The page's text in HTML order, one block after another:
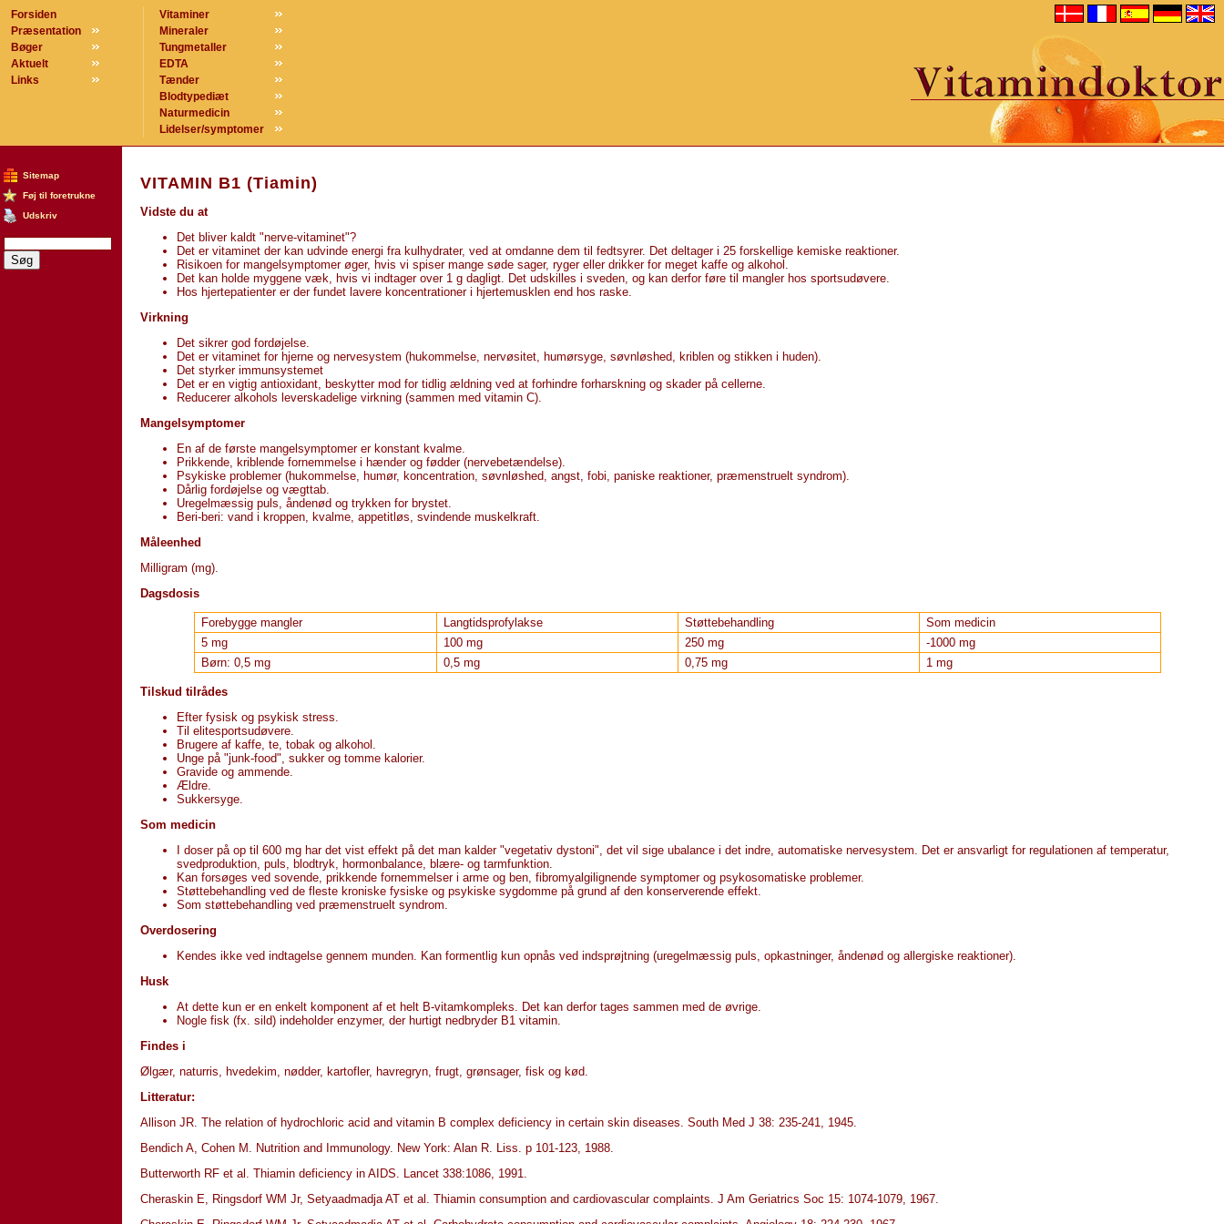
Sitemap
Føj til foretrukne
Udskriv
VITAMIN B1 (Tiamin)
Vidste du at
Det bliver kaldt "nerve-vitaminet"?
Det er vitaminet der kan udvinde energi fra kulhydrater, ved at omdanne dem til fedtsyrer. Det deltager i 25 forskellige kemiske reaktioner.
Risikoen for mangelsymptomer øger, hvis vi spiser mange søde sager, ryger eller drikker for meget kaffe og alkohol.
Det kan holde myggene væk, hvis vi indtager over 1 g dagligt. Det udskilles i sveden, og kan derfor føre til mangler hos sportsudøvere.
Hos hjertepatienter er der fundet lavere koncentrationer i hjertemusklen end hos raske.
Virkning
Det sikrer god fordøjelse.
Det er vitaminet for hjerne og nervesystem (hukommelse, nervøsitet, humørsyge, søvnløshed, kriblen og stikken i huden).
Det styrker immunsystemet
Det er en vigtig antioxidant, beskytter mod for tidlig ældning ved at forhindre forharskning og skader på cellerne.
Reducerer alkohols leverskadelige virkning (sammen med vitamin C).
Mangelsymptomer
En af de første mangelsymptomer er konstant kvalme.
Prikkende, kriblende fornemmelse i hænder og fødder (nervebetændelse).
Psykiske problemer (hukommelse, humør, koncentration, søvnløshed, angst, fobi, paniske reaktioner, præmenstruelt syndrom).
Dårlig fordøjelse og vægttab.
Uregelmæssig puls, åndenød og trykken for brystet.
Beri-beri: vand i kroppen, kvalme, appetitløs, svindende muskelkraft.
Måleenhed
Milligram (mg).
Dagsdosis
Forebygge mangler Langtidsprofylakse Støttebehandling
Som medicin
5 mg
100 mg 250 mg
-1000 mg
Børn: 0,5 mg
0,5 mg 0,75 mg 1 mg
Tilskud tilrådes
Efter fysisk og psykisk stress.
Til elitesportsudøvere.
Brugere af kaffe, te, tobak og alkohol.
Unge på "junk-food", sukker og tomme kalorier.
Gravide og ammende.
Ældre.
Sukkersyge.
Som medicin
I doser på op til 600 mg har det vist effekt på det man kalder "vegetativ dystoni", det vil sige ubalance i det indre, automatiske nervesystem. Det er ansvarligt for regulationen af temperatur,
svedproduktion, puls, blodtryk, hormonbalance, blære- og tarmfunktion.
Kan forsøges ved sovende, prikkende fornemmelser i arme og ben, fibromyalgilignende symptomer og psykosomatiske problemer.
Støttebehandling ved de fleste kroniske fysiske og psykiske sygdomme på grund af den konserverende effekt.
Som støttebehandling ved præmenstruelt syndrom.
Overdosering
Kendes ikke ved indtagelse gennem munden. Kan formentlig kun opnås ved indsprøjtning (uregelmæssig puls, opkastninger, åndenød og allergiske reaktioner).
Husk
At dette kun er en enkelt komponent af et helt B-vitamkompleks. Det kan derfor tages sammen med de øvrige.
Nogle fisk (fx. sild) indeholder enzymer, der hurtigt nedbryder B1 vitamin.
Findes i
Ølgær, naturris, hvedekim, nødder, kartofler, havregryn, frugt, grønsager, fisk og kød.
Litteratur:
Allison JR. The relation of hydrochloric acid and vitamin B complex deficiency in certain skin diseases. South Med J 38: 235-241, 1945.
Bendich A, Cohen M. Nutrition and Immunology. New York: Alan R. Liss. p 101-123, 1988.
Butterworth RF et al. Thiamin deficiency in AIDS. Lancet 338:1086, 1991.
Cheraskin E, Ringsdorf WM Jr, Setyaadmadja AT et al. Thiamin consumption and cardiovascular complaints. J Am Geriatrics Soc 15: 1074-1079, 1967.
Forsiden
Præsentation
Bøger
Aktuelt
Links
Vitaminer
Mineraler
Tungmetaller
EDTA
Tænder
Blodtypediæt
Naturmedicin
Lidelser/symptomer